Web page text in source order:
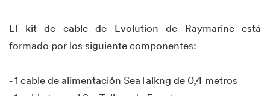
El kit de cable de Evolution de Raymarine está
formado por los siguiente componentes:
- 1 cable de alimentación SeaTalkng de 0,4 metros